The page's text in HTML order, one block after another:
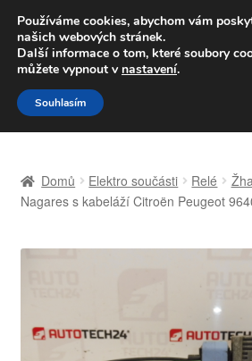
DOPRAVA od
Volejte po-pá 9-16
Přeskočit
na
navigaci
Přejít
k
obsahu
Celosvětová doprava
Košík
Domů Elektro součásti Relé
Nagares s kabeláží Citroën Peugeot
Používáme cookies, abychom vám
našich webových stránek.
Další informace o tom, které soubory
můžete vypnout v nastavení.
Souhlasím